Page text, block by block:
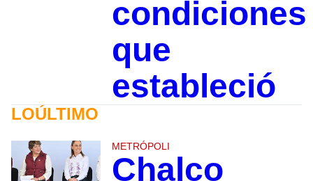
condiciones
que
estableció
LOÚLTIMO
METRÓPOLI
Chalco